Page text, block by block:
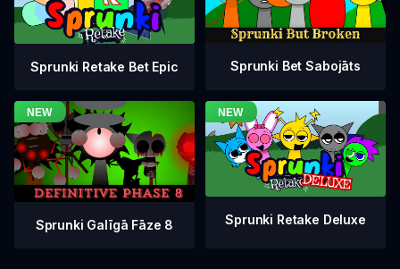
Sprunki Retake Bet Epic Sprunki Bet Sabojāts
Sprunki Galīgā Fāze 8 Sprunki Retake Deluxe